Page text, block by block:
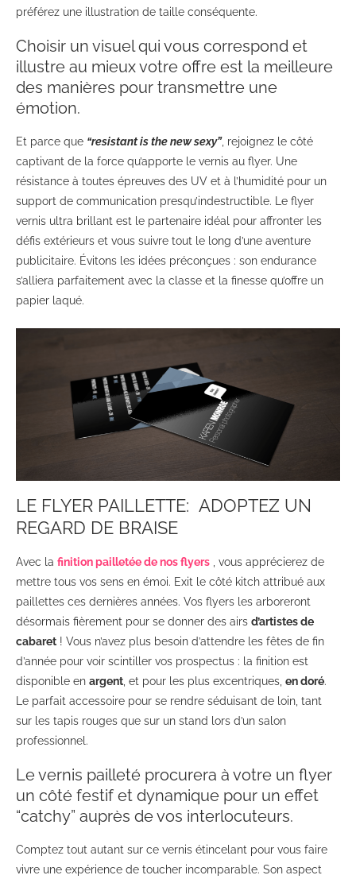
préférez une illustration de taille conséquente.
Choisir un visuel qui vous correspond et
illustre au mieux votre offre est la meilleure
des manières pour transmettre une
émotion.
Et parce que “resistant is the new sexy”, rejoignez le côté
captivant de la force qu’apporte le vernis au flyer. Une
résistance à toutes épreuves des UV et à l’humidité pour un
support de communication presqu’indestructible. Le flyer
vernis ultra brillant est le partenaire idéal pour affronter les
défis extérieurs et vous suivre tout le long d’une aventure
publicitaire. Évitons les idées préconçues : son endurance
s’alliera parfaitement avec la classe et la finesse qu’offre un
papier laqué.
LE FLYER PAILLETTE: ADOPTEZ UN
REGARD DE BRAISE
Avec la finition pailletée de nos flyers , vous apprécierez de
mettre tous vos sens en émoi. Exit le côté kitch attribué aux
paillettes ces dernières années. Vos flyers les arboreront
désormais fièrement pour se donner des airs d’artistes de
cabaret ! Vous n’avez plus besoin d’attendre les fêtes de fin
d’année pour voir scintiller vos prospectus : la finition est
disponible en argent , et pour les plus excentriques, en doré.
Le parfait accessoire pour se rendre séduisant de loin, tant
sur les tapis rouges que sur un stand lors d’un salon
professionnel.
Le vernis pailleté procurera à votre un flyer
un côté festif et dynamique pour un effet
“catchy” auprès de vos interlocuteurs.
Comptez tout autant sur ce vernis étincelant pour vous faire
vivre une expérience de toucher incomparable. Son aspect